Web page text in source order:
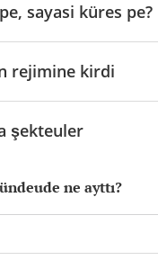
ne ayttı?
sayasi küres pe?
rejimine kirdi
şekteuler